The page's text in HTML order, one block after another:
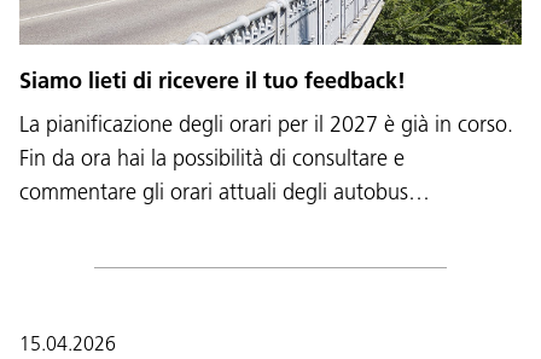
Siamo lieti di ricevere il tuo feedback!
La pianificazione degli orari per il 2027 è già in corso.
Fin da ora hai la possibilità di consultare e
commentare gli orari attuali degli autobus…
15.04.2026